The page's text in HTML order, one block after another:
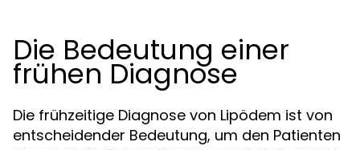
Die Bedeutung einer
frühen Diagnose
Die frühzeitige Diagnose von Lipödem ist von
entscheidender Bedeutung, um den Patienten